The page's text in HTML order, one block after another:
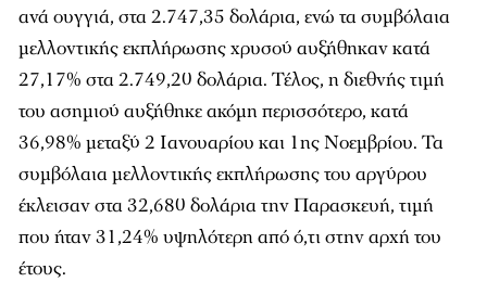
ανά ουγγιά, στα 2.747,35 δολάρια, ενώ τα συμβόλαια
μελλοντικής εκπλήρωσης χρυσού αυξήθηκαν κατά
27,17% στα 2.749,20 δολάρια. Τέλος, η διεθνής τιμή
του ασημιού αυξήθηκε ακόμη περισσότερο, κατά
36,98% μεταξύ 2 Ιανουαρίου και 1ης Νοεμβρίου. Τα
συμβόλαια μελλοντικής εκπλήρωσης του αργύρου
έκλεισαν στα 32,680 δολάρια την Παρασκευή, τιμή
που ήταν 31,24% υψηλότερη από ό,τι στην αρχή του
έτους.